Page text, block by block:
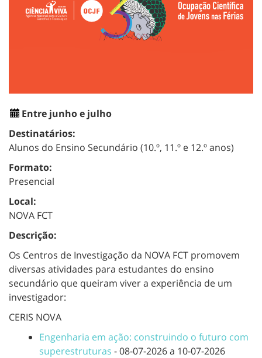
Entre junho e julho
Destinatários:
Alunos do Ensino Secundário (10.º, 11.º e 12.º anos)
Formato:
Presencial
Local:
NOVA FCT
Descrição:
Os Centros de Investigação da NOVA FCT promovem
diversas atividades para estudantes do ensino
secundário que queiram viver a experiência de um
investigador:
CERIS NOVA
Engenharia em ação: construindo o futuro com
superestruturas - 08-07-2026 a 10-07-2026